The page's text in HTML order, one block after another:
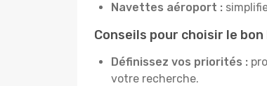
Navettes aéroport :
Conseils pour choisir le
Définissez vos priorités :
votre recherche.